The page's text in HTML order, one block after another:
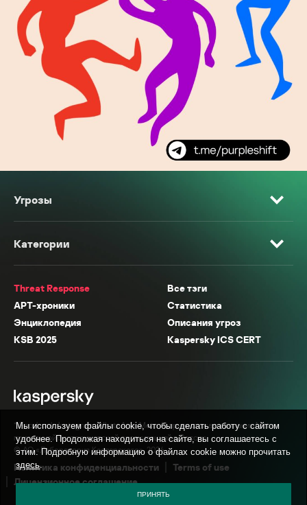
Угрозы
Категории
Threat Response
Все тэги
APT-хроники
Статистика
Энциклопедия
Описания угроз
KSB 2025
Kaspersky ICS CERT
* Facebook, Instagram, WhatsApp, Meta AI принадлежат компании Meta,
признанной экстремистской организацией в России.
© АО «Лаборатория Касперского», 2026.
Политика конфиденциальности
Terms of use
Лицензионное соглашение
Мы используем файлы cookie, чтобы сделать работу с сайтом
удобнее. Продолжая находиться на сайте, вы соглашаетесь с
этим. Подробную информацию о файлах cookie можно прочитать
здесь.
ПРИНЯТЬ